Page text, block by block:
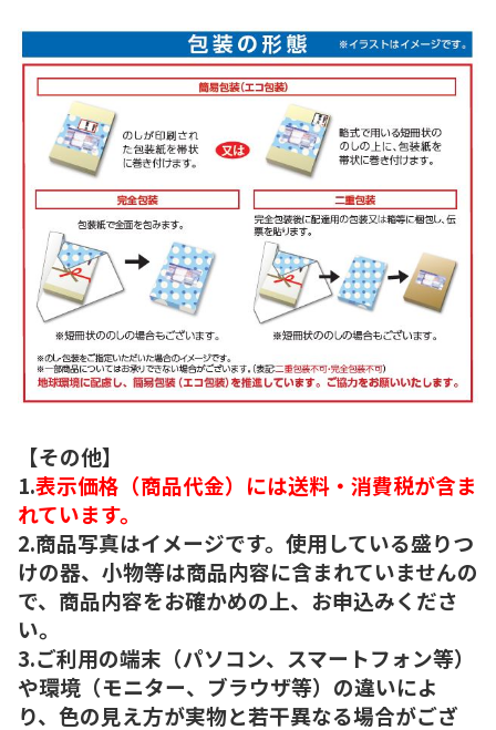
【その他】
1.表示価格（商品代金）には送料・消費税が含ま
れています。
2.商品写真はイメージです。使用している盛りつ
けの器、小物等は商品内容に含まれていませんの
で、商品内容をお確かめの上、お申込みくださ
い。
3.ご利用の端末（パソコン、スマートフォン等）
や環境（モニター、ブラウザ等）の違いによ
り、色の見え方が実物と若干異なる場合がござ